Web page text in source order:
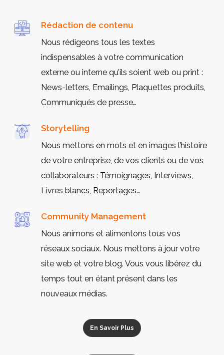
Rédaction de contenu
Nous rédigeons tous les textes
indispensables à votre communication
externe ou interne qu’ils soient web ou print :
News-letters, Emailings, Plaquettes produits,
Communiqués de presse…
Storytelling
Nous mettons en mots et en images l’histoire
de votre entreprise, de vos clients ou de vos
collaborateurs : Témoignages, Interviews,
Livres blancs, Reportages…
Community Management
Nous animons et alimentons tous vos
réseaux sociaux. Nous mettons à jour votre
site web et votre blog. Vous vous libérez du
temps tout en étant présent dans les
nouveaux médias.
En Savoir Plus